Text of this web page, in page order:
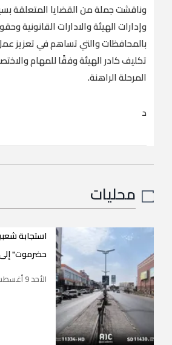
وناقشت جملة من القضايا المتعلقة
وإدارات الهيئة والادارات القانونية
بالمحافظات والتي تساهم في تعزيز
تكليف كادر الهيئة وفقًا للمهام
المرحلة الراهنة.
د
محليات
استجابة
حضرموت"
الأحد 9 أغسطس 2026 10:09:04